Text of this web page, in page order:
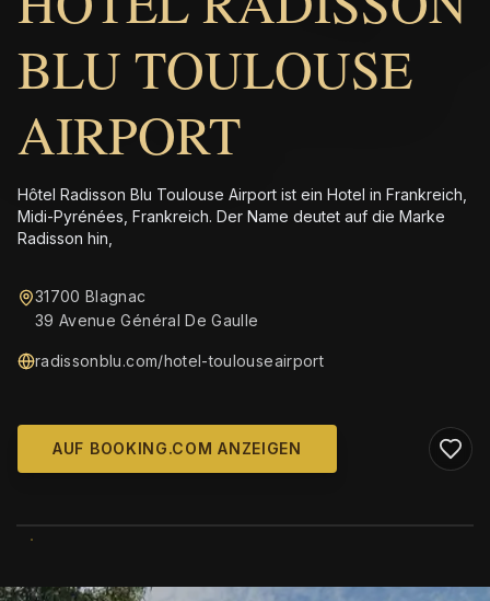
BLU TOULOUSE
AIRPORT
Hôtel Radisson Blu Toulouse Airport ist ein Hotel in Frankreich,
Midi-Pyrénées, Frankreich. Der Name deutet auf die Marke
Radisson hin,
31700 Blagnac
39 Avenue Général De Gaulle
radissonblu.com/hotel-toulouseairport
AUF BOOKING.COM ANZEIGEN